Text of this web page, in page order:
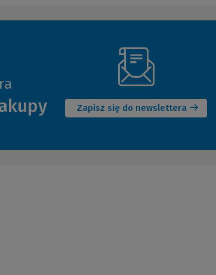
Zapisz się do newslettera
okno)